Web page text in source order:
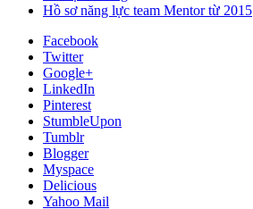
Hồ sơ năng lực team Mentor từ 2015
Facebook
Twitter
Google+
LinkedIn
Pinterest
StumbleUpon
Tumblr
Blogger
Myspace
Delicious
Yahoo Mail